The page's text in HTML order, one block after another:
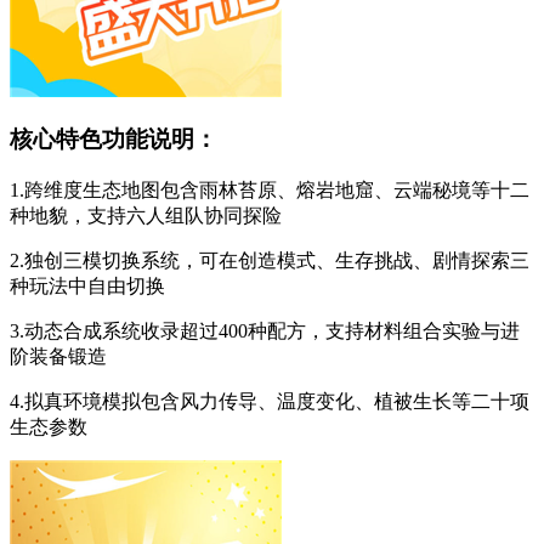
核心特色功能说明：
1.跨维度生态地图包含雨林苔原、熔岩地窟、云端秘境等十二
种地貌，支持六人组队协同探险
2.独创三模切换系统，可在创造模式、生存挑战、剧情探索三
种玩法中自由切换
3.动态合成系统收录超过400种配方，支持材料组合实验与进
阶装备锻造
4.拟真环境模拟包含风力传导、温度变化、植被生长等二十项
生态参数